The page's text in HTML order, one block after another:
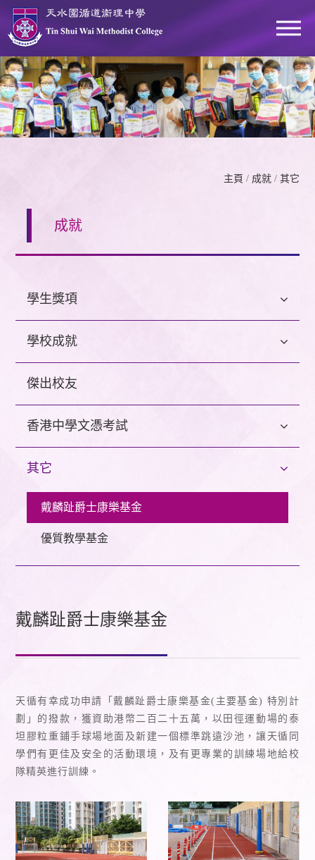
主頁 / 成就 / 其它
成就
學生獎項
學校成就
傑出校友
香港中學文憑考試
其它
戴麟趾爵士康樂基金
優質教學基金
戴麟趾爵士康樂基金
天循有幸成功申請「戴麟趾爵士康樂基金(主要基金) 特別計
劃」的撥款，獲資助港幣二百二十五萬，以田徑運動場的泰
坦膠粒重鋪手球場地面及新建一個標準跳遠沙池，讓天循同
學們有更佳及安全的活動環境，及有更專業的訓練場地給校
隊精英進行訓練。